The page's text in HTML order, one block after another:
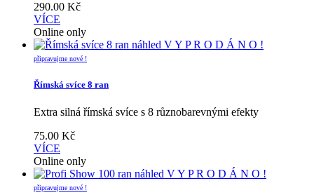
290.00 Kč
VÍCE
Online only
náhled V Y P R O D Á N O !
připravujme nové !
Římská svíce 8 ran
Extra silná římská svíce s 8 různobarevnými efekty
75.00 Kč
VÍCE
Online only
náhled V Y P R O D Á N O !
připravujme nové !